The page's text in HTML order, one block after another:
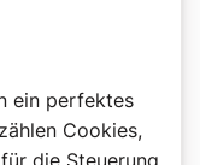
auf.
finden sich
aus Maisstroh.
und formen“,
ein perfektes
Cookies,
die Steuerung